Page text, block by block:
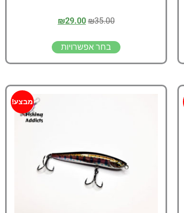
₪35.00
₪29.00
בחר אפשרויות
מבצע!